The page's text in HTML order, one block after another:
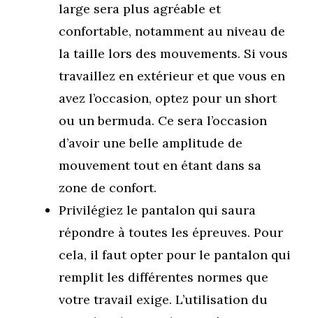
large sera plus agréable et
confortable, notamment au niveau de
la taille lors des mouvements. Si vous
travaillez en extérieur et que vous en
avez l’occasion, optez pour un short
ou un bermuda. Ce sera l’occasion
d’avoir une belle amplitude de
mouvement tout en étant dans sa
zone de confort.
Privilégiez le pantalon qui saura
répondre à toutes les épreuves. Pour
cela, il faut opter pour le pantalon qui
remplit les différentes normes que
votre travail exige. L’utilisation du